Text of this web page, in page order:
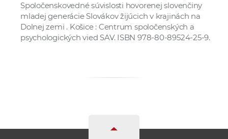
Spoločenskovedné súvislosti hovorenej slovenčiny
mladej generácie Slovákov žijúcich v krajinách na
Dolnej zemi . Košice : Centrum spoločenských a
psychologických vied SAV. ISBN 978-80-89524-25-9.